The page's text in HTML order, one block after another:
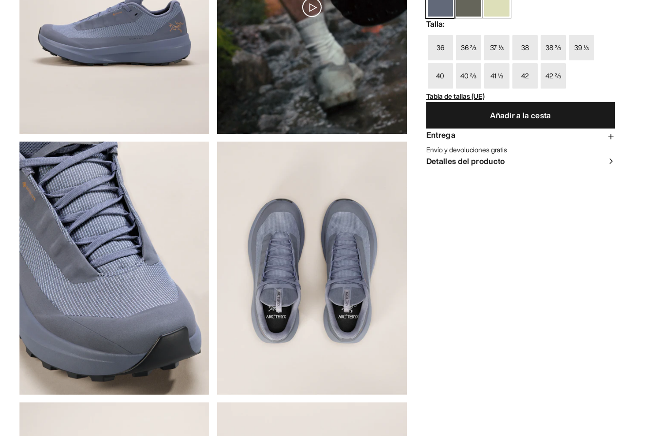
Talla:
36 36 ⅔ 37 ⅓ 38 38 ⅔ 39 ⅓
40 40 ⅔ 41 ⅓ 42
42 ⅔
Tabla de tallas (UE)
Añadir a la cesta
Entrega
Envío y devoluciones gratis
Detalles del producto